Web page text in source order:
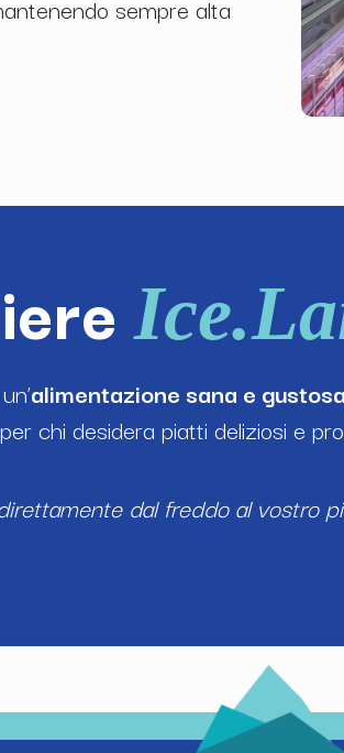
sempre alta
alimentazione sana e gustosa
chi desidera piatti deliziosi e
dal freddo al vostro